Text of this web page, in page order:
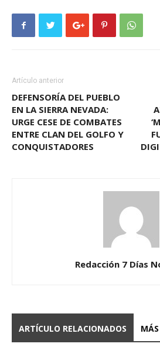
Artículo anterior
DEFENSORÍA DEL PUEBLO
EN LA SIERRA NEVADA:
URGE CESE DE COMBATES
ENTRE CLAN DEL GOLFO Y
CONQUISTADORES
Redacción 7 Días
ARTÍCULO RELACIONADOS